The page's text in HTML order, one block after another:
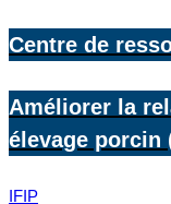
Centre de
Améliorer la
élevage porcin
IFIP